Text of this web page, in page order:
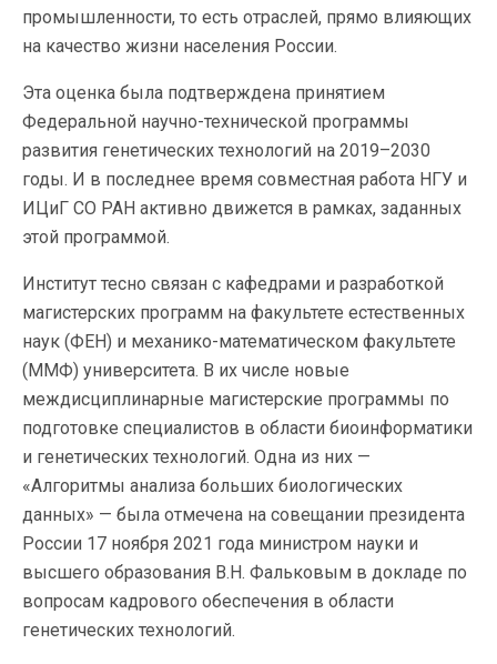
промышленности, то есть отраслей, прямо влияющих
на качество жизни населения России.
Эта оценка была подтверждена принятием
Федеральной научно-технической программы
развития генетических технологий на 2019–2030
годы. И в последнее время совместная работа НГУ и
ИЦиГ СО РАН активно движется в рамках, заданных
этой программой.
Институт тесно связан с кафедрами и разработкой
магистерских программ на факультете естественных
наук (ФЕН) и механико-математическом факультете
(ММФ) университета. В их числе новые
междисциплинарные магистерские программы по
подготовке специалистов в области биоинформатики
и генетических технологий. Одна из них —
«Алгоритмы анализа больших биологических
данных» — была отмечена на совещании президента
России 17 ноября 2021 года министром науки и
высшего образования В.Н. Фальковым в докладе по
вопросам кадрового обеспечения в области
генетических технологий.